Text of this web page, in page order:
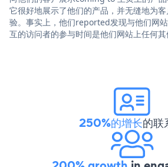
它很好地展示了他们的产品，并无缝地为
验。事实上，他们reported发现与他们网
互的访问者的参与时间是他们网站上任何其
250%的增长的联